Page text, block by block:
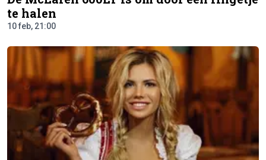
te halen
10 feb, 21:00